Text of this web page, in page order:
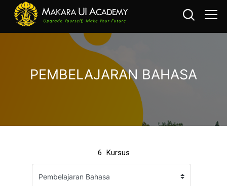
PEMBELAJARAN BAHASA
6 Kursus